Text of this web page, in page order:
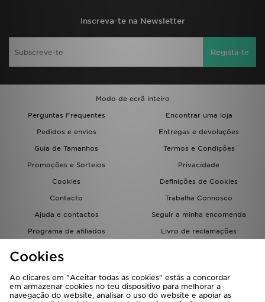
Inscreva-te na Newsletter
Regista-te
Modo de ecrã inteiro
Perguntas Frequentes
Encontrar uma loja
Pedidos e envios
Entregas e devoluções
Guia de Tamanhos
Termos e Condições
Promoções e Sorteios
Privacidade
Cookies
Definições de Cookies
Contacto
Trabalha Connosco
Ajuda e contactos
Seguir a minha encomenda
Programa de afiliados
Livro de reclamações
Cookies
Ao clicares em "Aceitar todas as cookies" estás a concordar
em armazenar cookies no teu dispositivo para melhorar a
navegação do website, analisar o uso do website e apoiar as